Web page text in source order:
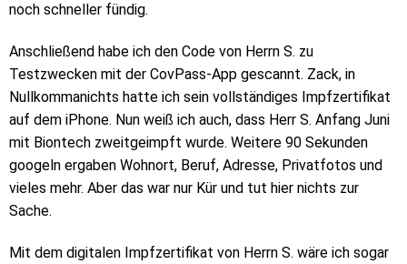
noch schneller fündig.
Anschließend habe ich den Code von Herrn S. zu
Testzwecken mit der CovPass-App gescannt. Zack, in
Nullkommanichts hatte ich sein vollständiges Impfzertifikat
auf dem iPhone. Nun weiß ich auch, dass Herr S. Anfang Juni
mit Biontech zweitgeimpft wurde. Weitere 90 Sekunden
googeln ergaben Wohnort, Beruf, Adresse, Privatfotos und
vieles mehr. Aber das war nur Kür und tut hier nichts zur
Sache.
Mit dem digitalen Impfzertifikat von Herrn S. wäre ich sogar